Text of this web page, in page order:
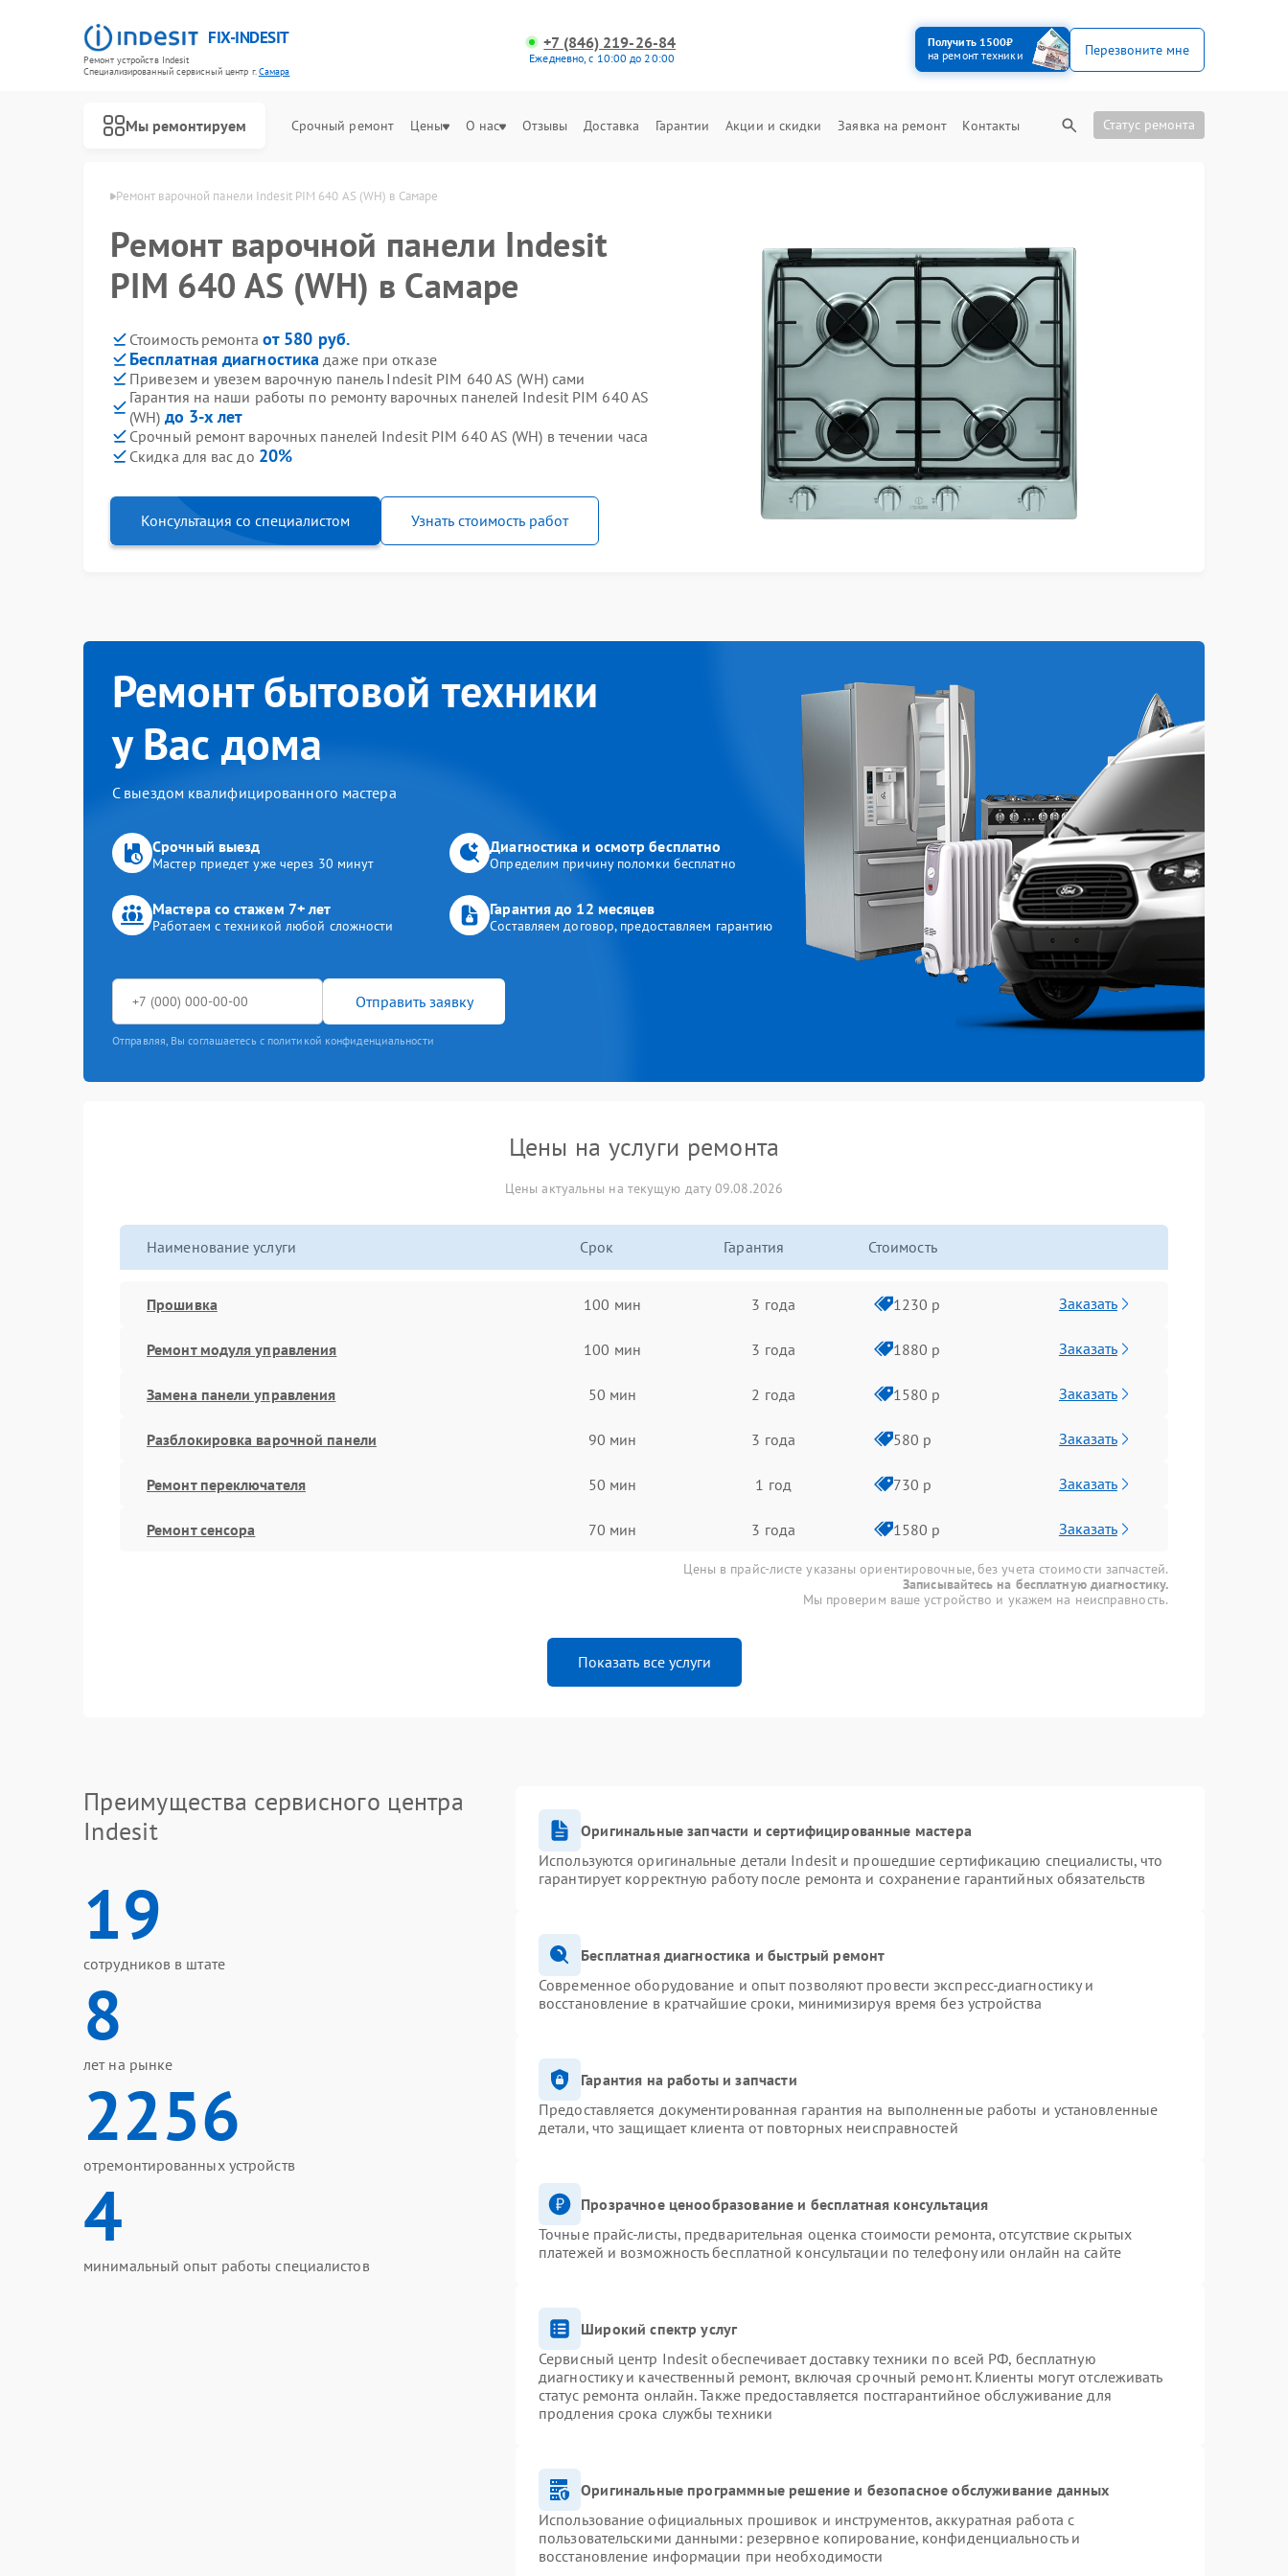
FIX-INDESIT
Ремонт устройств Indesit
Специализированный cервисный центр г.Самара
+7 (846) 219-26-84
Ежедневно, с 10:00 до 20:00
Получить 1500₽
на ремонт техники
Перезвоните мне
Мы ремонтируем Срочный ремонт Цены О нас Отзывы Доставка Гарантии Акции и скидки Заявка на ремонт Контакты Статус ремонта
Ремонт варочной панели Indesit PIM 640 AS (WH) в Самаре
Ремонт варочной панели Indesit
PIM 640 AS (WH) в Самаре
Стоимость ремонта от 580 руб.
Бесплатная диагностика даже при отказе
Привезем и увезем варочную панель Indesit PIM 640 AS (WH) сами
Гарантия на наши работы по ремонту варочных панелей Indesit PIM 640 AS
(WH) до 3-х лет
Срочный ремонт варочных панелей Indesit PIM 640 AS (WH) в течении часа
Скидка для вас до 20%
Консультация со специалистом Узнать стоимость работ
Ремонт бытовой техники
у Вас дома
С выездом квалифицированного мастера
Срочный выезд
Мастер приедет уже через 30 минут
Диагностика и осмотр бесплатно
Определим причину поломки бесплатно
Мастера со стажем 7+ лет
Работаем с техникой любой сложности
Гарантия до 12 месяцев
Составляем договор, предоставляем гарантию
Отправить заявку
Отправляя, Вы соглашаетесь с политикой конфиденциальности
Цены на услуги ремонта
Цены актуальны на текущую дату 09.08.2026
Наименование услуги Срок Гарантия Стоимость
Прошивка 100 мин 3 года 1230 р Заказать
Ремонт модуля управления 100 мин 3 года 1880 р Заказать
Замена панели управления 50 мин 2 года 1580 р Заказать
Разблокировка варочной панели 90 мин 3 года 580 р Заказать
Ремонт переключателя 50 мин 1 год 730 р Заказать
Ремонт сенсора 70 мин 3 года 1580 р Заказать
Цены в прайс-листе указаны ориентировочные, без учета стоимости запчастей.
Записывайтесь на бесплатную диагностику.
Мы проверим ваше устройство и укажем на неисправность.
Показать все услуги
Преимущества сервисного центра
Indesit
19
сотрудников в штате
8
лет на рынке
2256
отремонтированных устройств
4
минимальный опыт работы специалистов
Оригинальные запчасти и сертифицированные мастера
Используются оригинальные детали Indesit и прошедшие сертификацию специалисты, что
гарантирует корректную работу после ремонта и сохранение гарантийных обязательств
Бесплатная диагностика и быстрый ремонт
Современное оборудование и опыт позволяют провести экспресс-диагностику и
восстановление в кратчайшие сроки, минимизируя время без устройства
Гарантия на работы и запчасти
Предоставляется документированная гарантия на выполненные работы и установленные
детали, что защищает клиента от повторных неисправностей
Прозрачное ценообразование и бесплатная консультация
Точные прайс-листы, предварительная оценка стоимости ремонта, отсутствие скрытых
платежей и возможность бесплатной консультации по телефону или онлайн на сайте
Широкий спектр услуг
Сервисный центр Indesit обеспечивает доставку техники по всей РФ, бесплатную
диагностику и качественный ремонт, включая срочный ремонт. Клиенты могут отслеживать
статус ремонта онлайн. Также предоставляется постгарантийное обслуживание для
продления срока службы техники
Оригинальные программные решение и безопасное обслуживание данных
Использование официальных прошивок и инструментов, аккуратная работа с
пользовательскими данными: резервное копирование, конфиденциальность и
восстановление информации при необходимости